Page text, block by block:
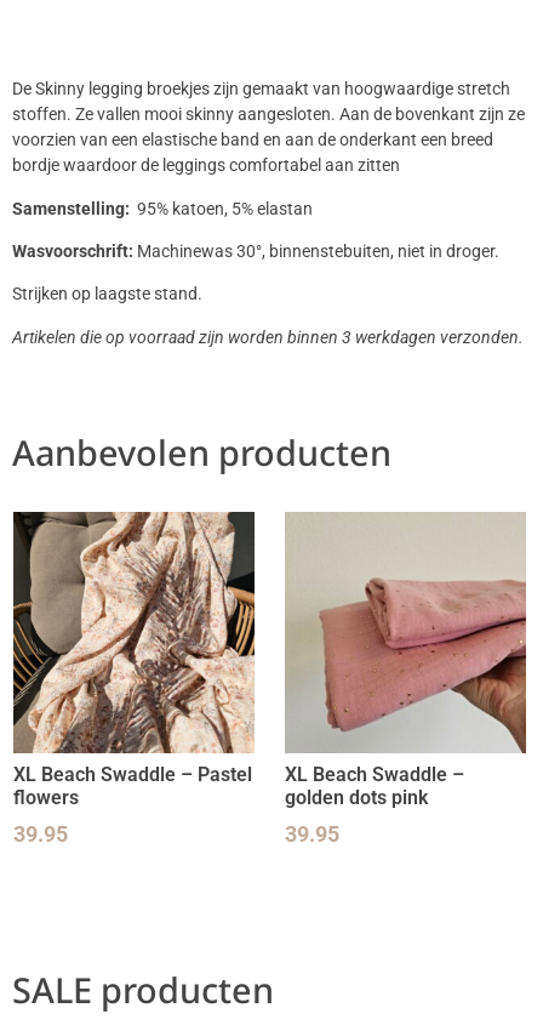
De Skinny legging broekjes zijn gemaakt van hoogwaardige stretch
stoffen. Ze vallen mooi skinny aangesloten. Aan de bovenkant zijn ze
voorzien van een elastische band en aan de onderkant een breed
bordje waardoor de leggings comfortabel aan zitten
Samenstelling: 95% katoen, 5% elastan
Wasvoorschrift: Machinewas 30°, binnenstebuiten, niet in droger.
Strijken op laagste stand.
Artikelen die op voorraad zijn worden binnen 3 werkdagen verzonden.
Aanbevolen producten
XL Beach Swaddle – Pastel
flowers
39.95
XL Beach Swaddle –
golden dots pink
39.95
SALE producten